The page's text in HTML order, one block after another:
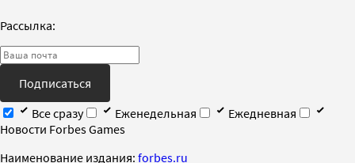
Рассылка:
Подписаться
Все сразу
Еженедельная
Ежедневная
Новости Forbes Games
Наименование издания: forbes.ru